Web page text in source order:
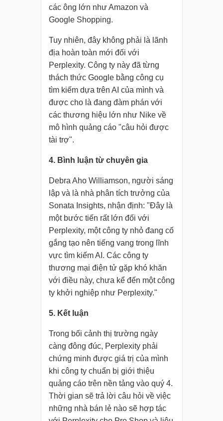
các ông lớn như Amazon và
Google Shopping.
Tuy nhiên, đây không phải là lãnh
địa hoàn toàn mới đối với
Perplexity. Công ty này đã từng
thách thức Google bằng công cụ
tìm kiếm dựa trên AI của mình và
được cho là đang đàm phán với
các thương hiệu lớn như Nike về
mô hình quảng cáo "câu hỏi được
tài trợ".
4. Bình luận từ chuyên gia
Debra Aho Williamson, người sáng
lập và là nhà phân tích trưởng của
Sonata Insights, nhận định: "Đây là
một bước tiến rất lớn đối với
Perplexity, một công ty nhỏ đang cố
gắng tạo nên tiếng vang trong lĩnh
vực tìm kiếm AI. Các công ty
thương mại điện tử gặp khó khăn
với điều này, chưa kể đến một công
ty khởi nghiệp như Perplexity."
5. Kết luận
Trong bối cảnh thị trường ngày
càng đông đúc, Perplexity phải
chứng minh được giá trị của mình
khi công ty chuẩn bị giới thiệu
quảng cáo trên nền tảng vào quý 4.
Thời gian sẽ trả lời câu hỏi về việc
những nhà bán lẻ nào sẽ hợp tác